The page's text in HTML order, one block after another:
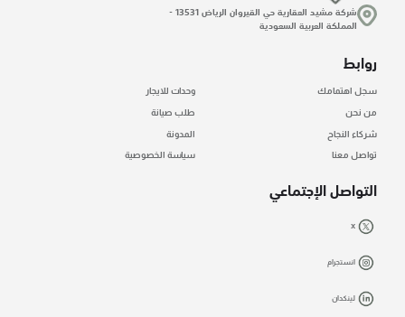
شركة مشيد العقارية حي القيروان الرياض 13531 -
المملكة العربية السعودية
روابط
سجل اهتمامك
من نحن
شركاء النجاح
تواصل معنا
وحدات للايجار
طلب صيانة
المدونة
سياسة الخصوصية
التواصل الإجتماعي
X
انستجرام
لينكد ان